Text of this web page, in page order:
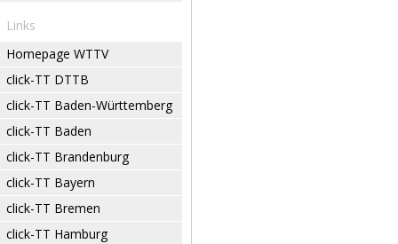
Links
Homepage WTTV
click-TT DTTB
click-TT Baden-Württemberg
click-TT Baden
click-TT Brandenburg
click-TT Bayern
click-TT Bremen
click-TT Hamburg